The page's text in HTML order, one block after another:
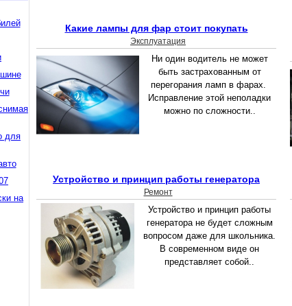
Какие лампы для фар стоит покупать
Эксплуатация
Ни один водитель не может
быть застрахованным от
перегорания ламп в фарах.
Исправление этой неполадки
можно по сложности..
Устройство и принцип работы генератора
Ремонт
Устройство и принцип работы
генератора не будет сложным
вопросом даже для школьника.
В современном виде он
представляет собой..
для
на